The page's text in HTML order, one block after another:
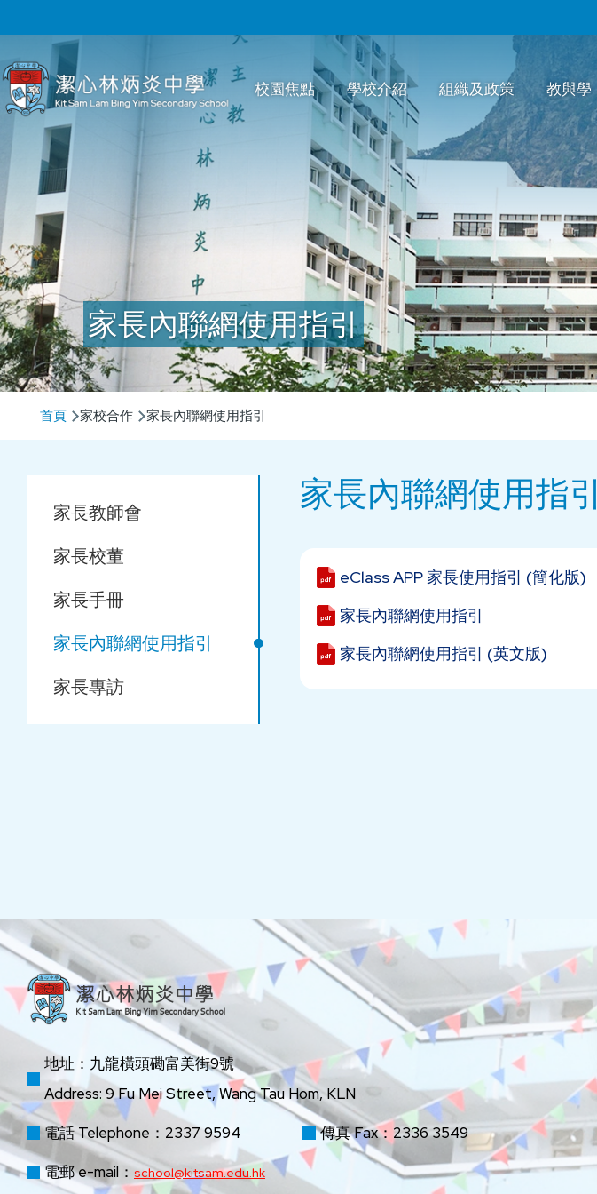
Main
navigation
校園焦點 學校介紹 組織及政策 教與學
家長內聯網使用指引
導
結
首頁 家校合作 家長內聯網使用指引
家長內聯網使用指引
eClass APP 家長使用指引 (簡化版)
家長內聯網使用指引
家長內聯網使用指引 (英文版)
navigation
家長教師會
家長校董
家長手冊
家長內聯網使用指引
家長專訪
地址：九龍橫頭磡富美街9號
Address: 9 Fu Mei Street, Wang Tau Hom, KLN
電話 Telephone：2337 9594
傳真 Fax：2336 3549
電郵 e-mail： school@kitsam.edu.hk